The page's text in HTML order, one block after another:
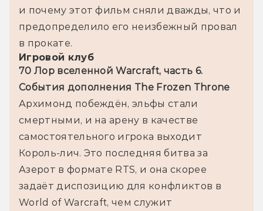
и почему этот фильм сняли дважды, что и
предопределило его неизбежный провал
в прокате.
Игровой клуб
70 Лор вселенной Warcraft, часть 6.
События дополнения The Frozen Throne
Архимонд побеждён, эльфы стали
смертными, и на арену в качестве
самостоятельного игрока выходит
Король-лич. Это последняя битва за
Азерот в формате RTS, и она скорее
задаёт диспозицию для конфликтов в
World of Warcraft, чем служит